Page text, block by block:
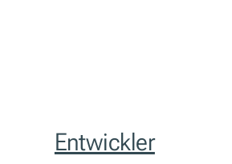
Entwickler